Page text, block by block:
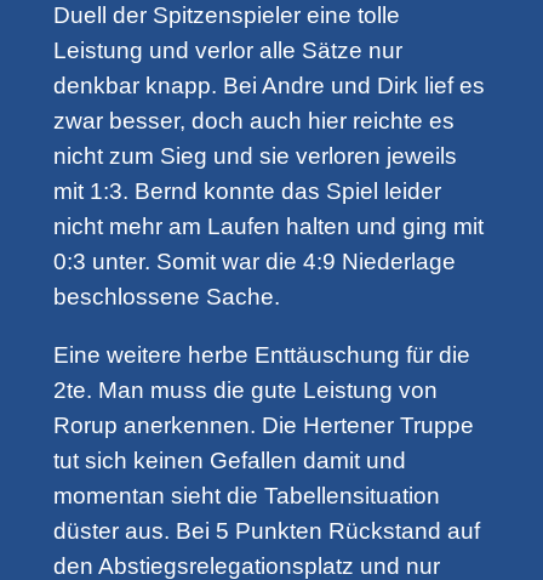
Duell der Spitzenspieler eine tolle
Leistung und verlor alle Sätze nur
denkbar knapp. Bei Andre und Dirk lief es
zwar besser, doch auch hier reichte es
nicht zum Sieg und sie verloren jeweils
mit 1:3. Bernd konnte das Spiel leider
nicht mehr am Laufen halten und ging mit
0:3 unter. Somit war die 4:9 Niederlage
beschlossene Sache.
Eine weitere herbe Enttäuschung für die
2te. Man muss die gute Leistung von
Rorup anerkennen. Die Hertener Truppe
tut sich keinen Gefallen damit und
momentan sieht die Tabellensituation
düster aus. Bei 5 Punkten Rückstand auf
den Abstiegsrelegationsplatz und nur